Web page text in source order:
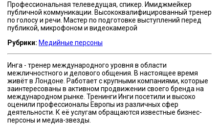
Профессиональная телеведущая, спикер. Имиджмейкер
публичной коммуникации. Высококвалифицированный тренер
по голосу и речи. Мастер по подготовке выступлений перед
публикой, микрофоном и видеокамерой
Рубрики: Медийные персоны
Инга - тренер международного уровня в области
межличностного и делового общения. В настоящее время
живёт в Лондоне. Работает с крупными компаниями, которые
заинтересованы в активном продвижении своего бренда на
международном рынке. Тренинги Инги посетили и высоко
оценили профессионалы Европы из различных сфер
деятельности. К её услугам обращаются известные бизнес-
персоны и медиа-звезды.